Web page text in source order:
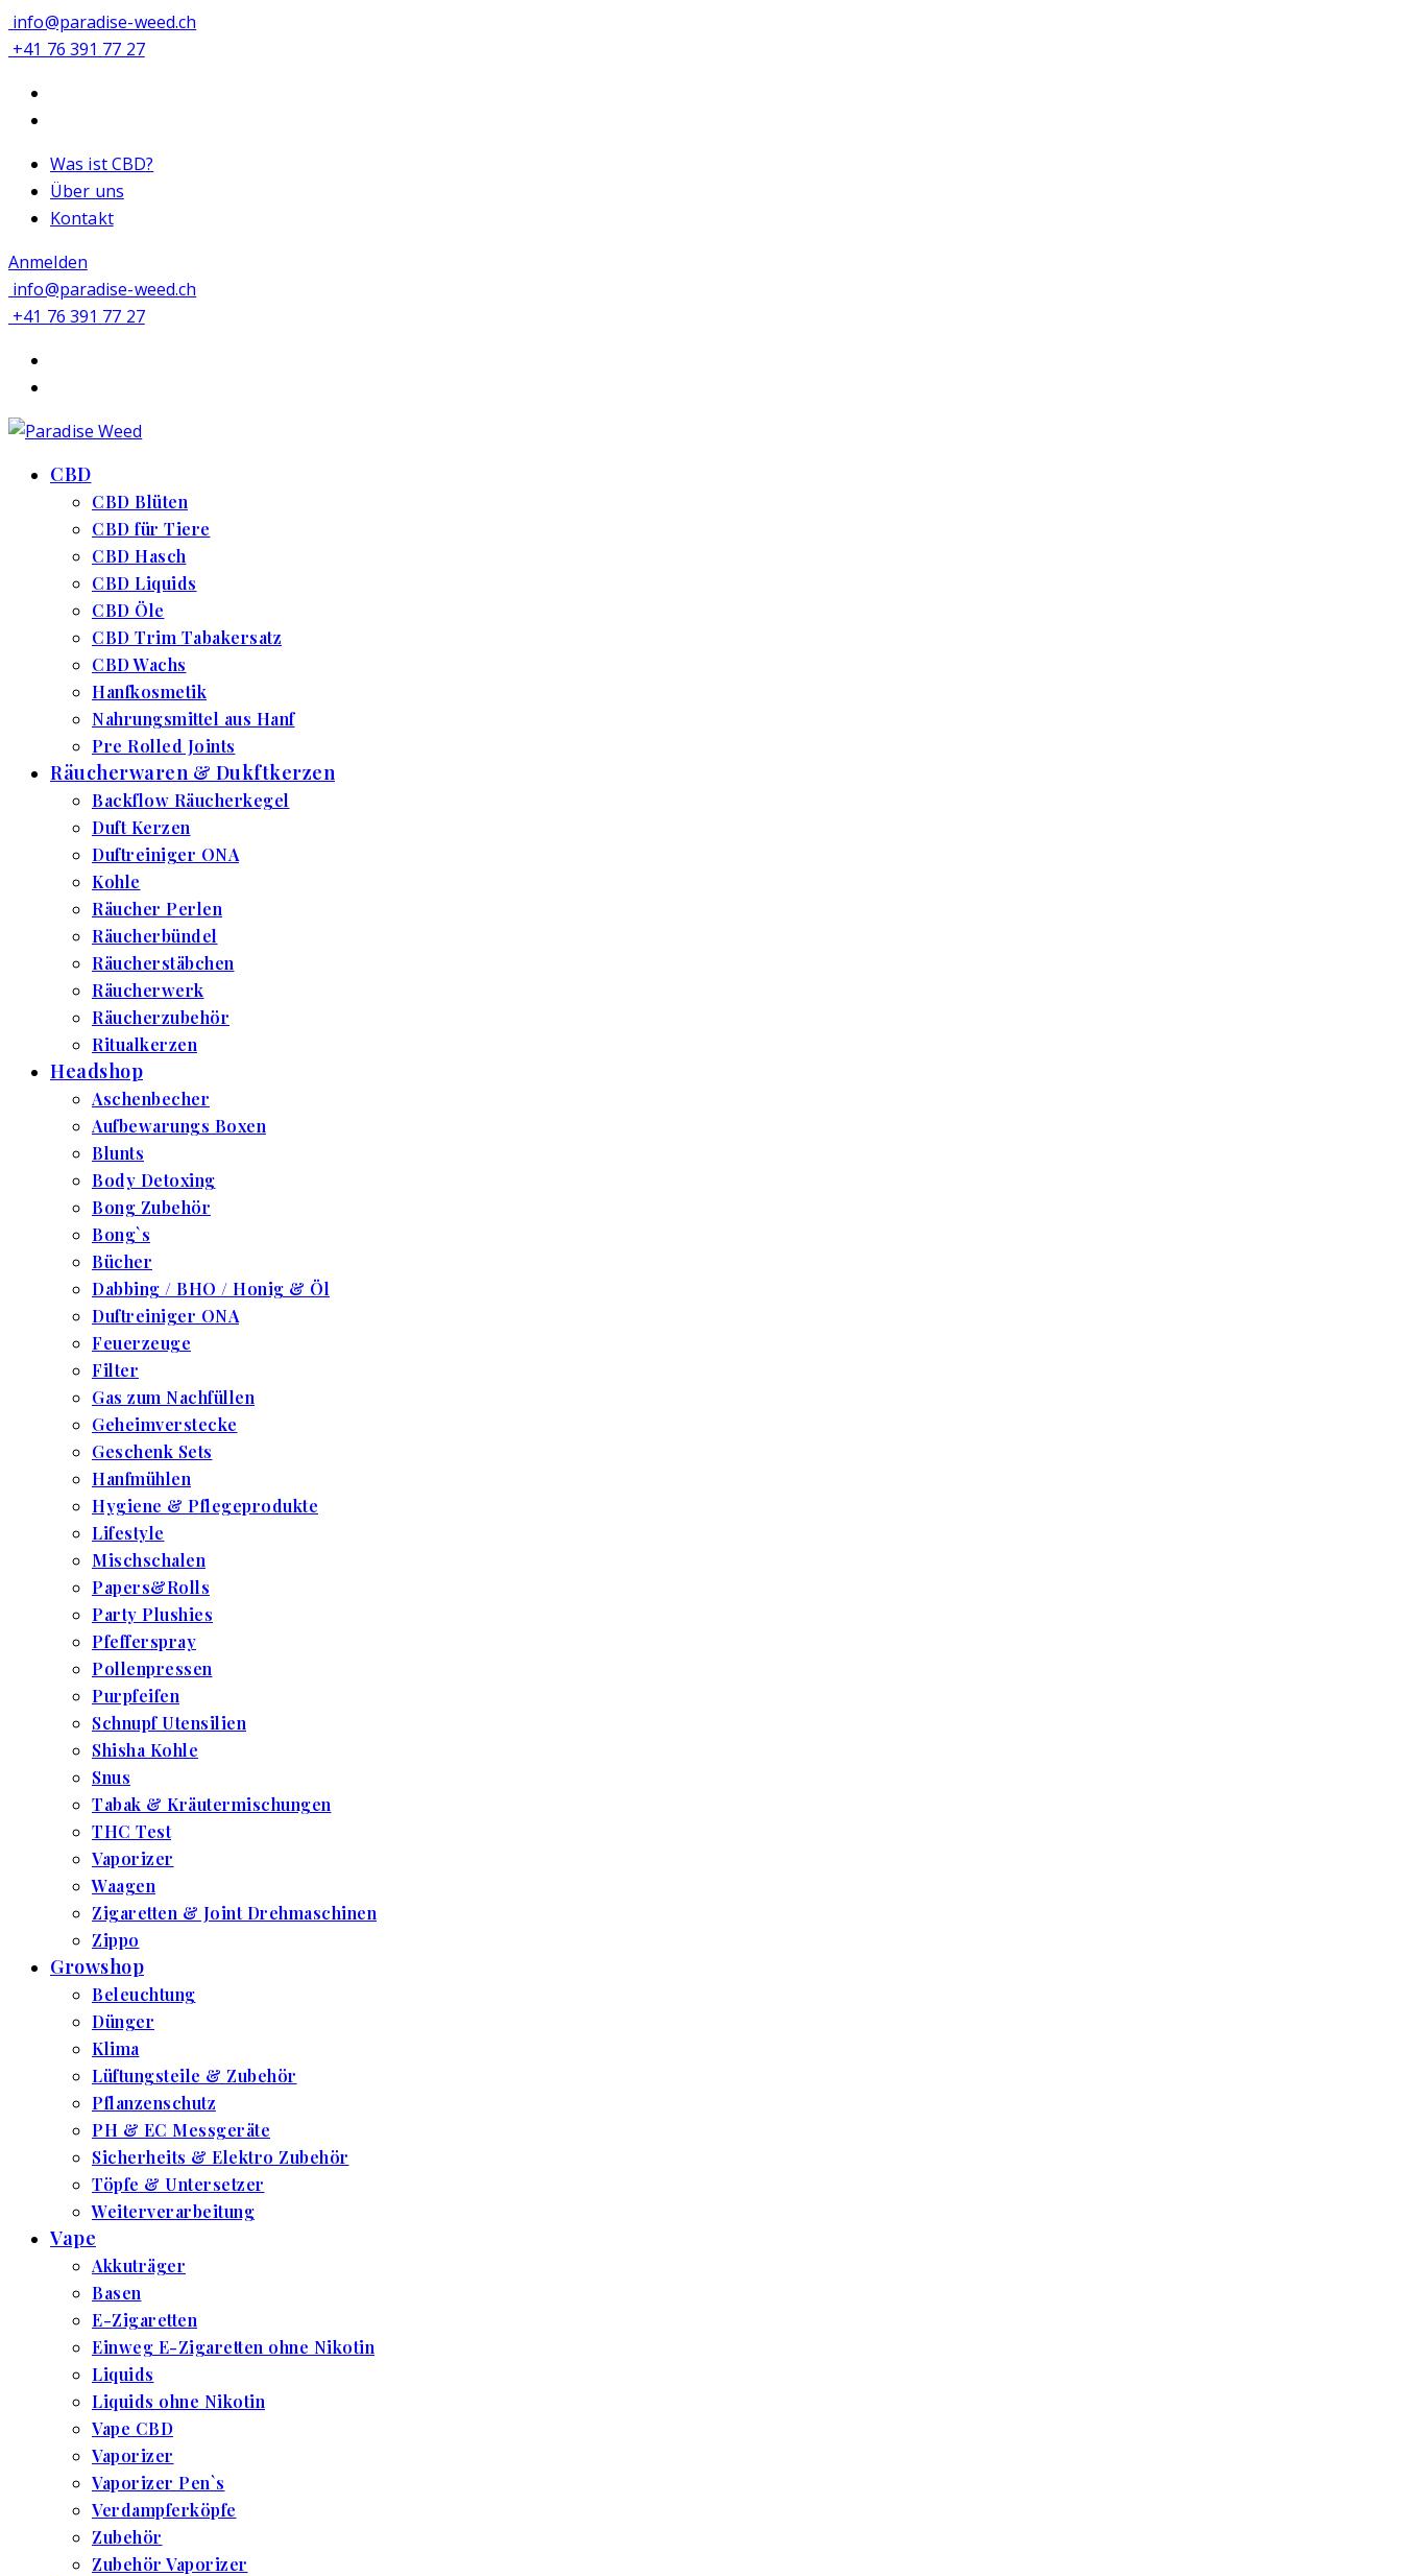
info@paradise-weed.ch
+41 76 391 77 27
Was ist CBD?
Über uns
Kontakt
Anmelden
info@paradise-weed.ch
+41 76 391 77 27
CBD
CBD Blüten
CBD für Tiere
CBD Hasch
CBD Liquids
CBD Öle
CBD Trim Tabakersatz
CBD Wachs
Hanfkosmetik
Nahrungsmittel aus Hanf
Pre Rolled Joints
Räucherwaren & Dukftkerzen
Backflow Räucherkegel
Duft Kerzen
Duftreiniger ONA
Kohle
Räucher Perlen
Räucherbündel
Räucherstäbchen
Räucherwerk
Räucherzubehör
Ritualkerzen
Headshop
Aschenbecher
Aufbewarungs Boxen
Blunts
Body Detoxing
Bong Zubehör
Bong`s
Bücher
Dabbing / BHO / Honig & Öl
Duftreiniger ONA
Feuerzeuge
Filter
Gas zum Nachfüllen
Geheimverstecke
Geschenk Sets
Hanfmühlen
Hygiene & Pflegeprodukte
Lifestyle
Mischschalen
Papers&Rolls
Party Plushies
Pfefferspray
Pollenpressen
Purpfeifen
Schnupf Utensilien
Shisha Kohle
Snus
Tabak & Kräutermischungen
THC Test
Vaporizer
Waagen
Zigaretten & Joint Drehmaschinen
Zippo
Growshop
Beleuchtung
Dünger
Klima
Lüftungsteile & Zubehör
Pflanzenschutz
PH & EC Messgeräte
Sicherheits & Elektro Zubehör
Töpfe & Untersetzer
Weiterverarbeitung
Vape
Akkuträger
Basen
E-Zigaretten
Einweg E-Zigaretten ohne Nikotin
Liquids
Liquids ohne Nikotin
Vape CBD
Vaporizer
Vaporizer Pen`s
Verdampferköpfe
Zubehör
Zubehör Vaporizer